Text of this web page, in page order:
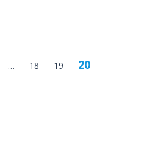
… 18 19 20